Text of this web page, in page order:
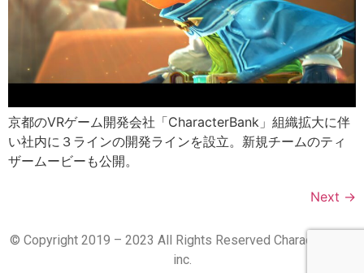
京都のVRゲーム開発会社「CharacterBank」組織拡大に伴
い社内に３ラインの開発ラインを設立。新規チームのティ
ザームービーも公開。
Next →
© Copyright 2019 – 2023 All Rights Reserved CharacterBank
inc.